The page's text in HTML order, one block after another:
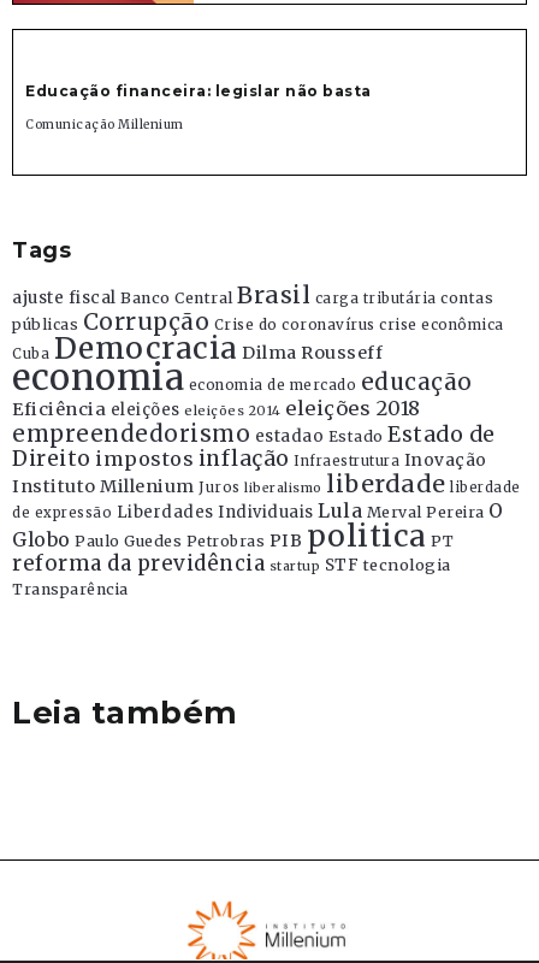
Educação financeira: legislar não basta
Comunicação Millenium
Tags
ajuste fiscal Banco Central Brasil carga tributária contas
públicas Corrupção Crise do coronavírus crise econômica
Cuba Democracia Dilma Rousseff
economia economia de mercado educação
Eficiência eleições eleições 2014 eleições 2018
empreendedorismo estadao Estado Estado de
Direito impostos inflação Infraestrutura Inovação
Instituto Millenium Juros liberalismo liberdade liberdade
de expressão Liberdades Individuais Lula Merval Pereira O
Globo Paulo Guedes Petrobras PIB politica PT
reforma da previdência startup STF tecnologia
Transparência
Leia também